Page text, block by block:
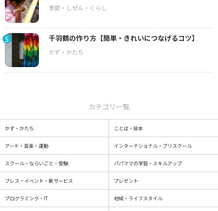
5 千羽鶴の作り方【簡単・きれいにつなげるコツ】
カテゴリ一覧
かず・かたち ことば・絵本
アート・音楽・運動 インターナショナル・プリスクール
スクール・ならいごと・受験 パパママの学習・スキルアップ
プレス・イベント・新サービス プレゼント
プログラミング・IT 地域・ライフスタイル